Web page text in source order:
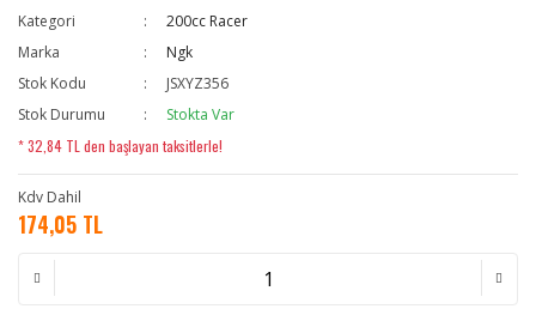
Kategori
200cc Racer
Marka
Ngk
Stok Kodu
JSXYZ356
Stok Durumu
Stokta Var
* 32,84 TL den başlayan taksitlerle!
Kdv Dahil
174,05 TL